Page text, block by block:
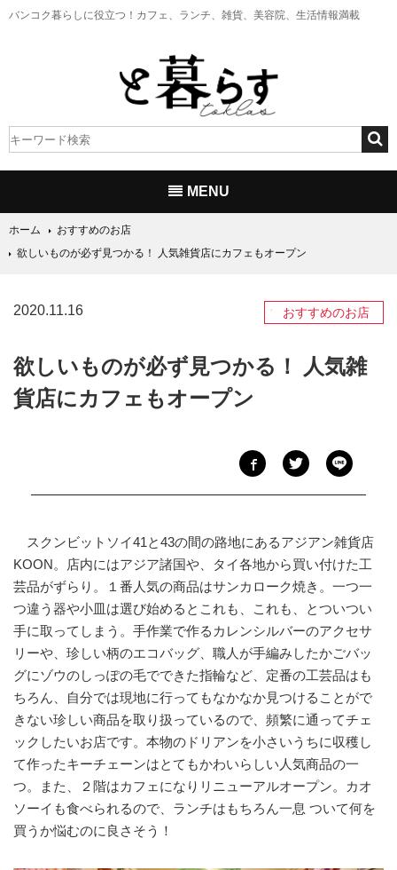
バンコク暮らしに役立つ！ カフェ、ランチ、雑貨、美容院、生活情報満載
MENU
ホーム
おすすめのお店
欲しいものが必ず見つかる！ 人気雑貨店にカフェもオープン
2020.11.16 おすすめのお店
欲しいものが必ず見つかる！ 人気雑
貨店にカフェもオープン
スクンビットソイ41と43の間の路地にあるアジアン雑貨店
KOON。店内にはアジア諸国や、タイ各地から買い付けた工
芸品がずらり。１番人気の商品はサンカローク焼き。一つ一
つ違う器や小皿は選び始めるとこれも、これも、とついつい
手に取ってしまう。手作業で作るカレンシルバーのアクセサ
リーや、珍しい柄のエコバッグ、職人が手編みしたかごバッ
グにゾウのしっぽの毛でできた指輪など、定番の工芸品はも
ちろん、自分では現地に行ってもなかなか見つけることがで
きない珍しい商品を取り扱っているので、頻繁に通ってチェ
ックしたいお店です。本物のドリアンを小さいうちに収穫し
て作ったキーチェーンはとてもかわいらしい人気商品の一
つ。また、２階はカフェになりリニューアルオープン。カオ
ソーイも食べられるので、ランチはもちろん一息 ついて何を
買うか悩むのに良さそう！